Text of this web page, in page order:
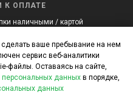
«МебельМаркет»
К ОПЛАТЕ
наличными / картой
сайте.
ваше пребывание на нем
сервис веб-аналитики
файлы. Оставаясь на сайте,
персональных данных в порядке,
данных